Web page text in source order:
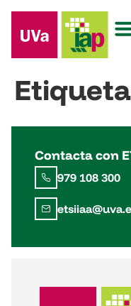
Contacta con
979 108 300